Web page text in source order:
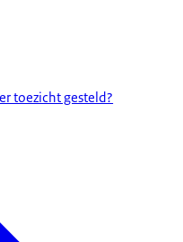
toezicht gesteld?